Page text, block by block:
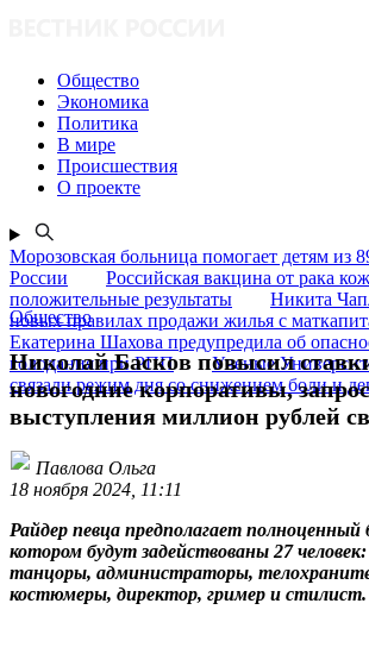
Общество
Экономика
Политика
В мире
Происшествия
О проекте
Морозовская больница помогает детям из
России
Российская вакцина от рака
положительные результаты
Никита
новых правилах продажи жилья с
Екатерина Шахова предупредила об
голодания при РПП
Ученые
связали режим дня со снижением боли и
Общество
Николай Басков повысил
новогодние корпоративы,
выступления миллион рублей
Павлова Ольга
18 ноября 2024, 11:11
Райдер певца предполагает
котором будут задействованы 27
танцоры, администраторы,
костюмеры, директор, гример и стилист.